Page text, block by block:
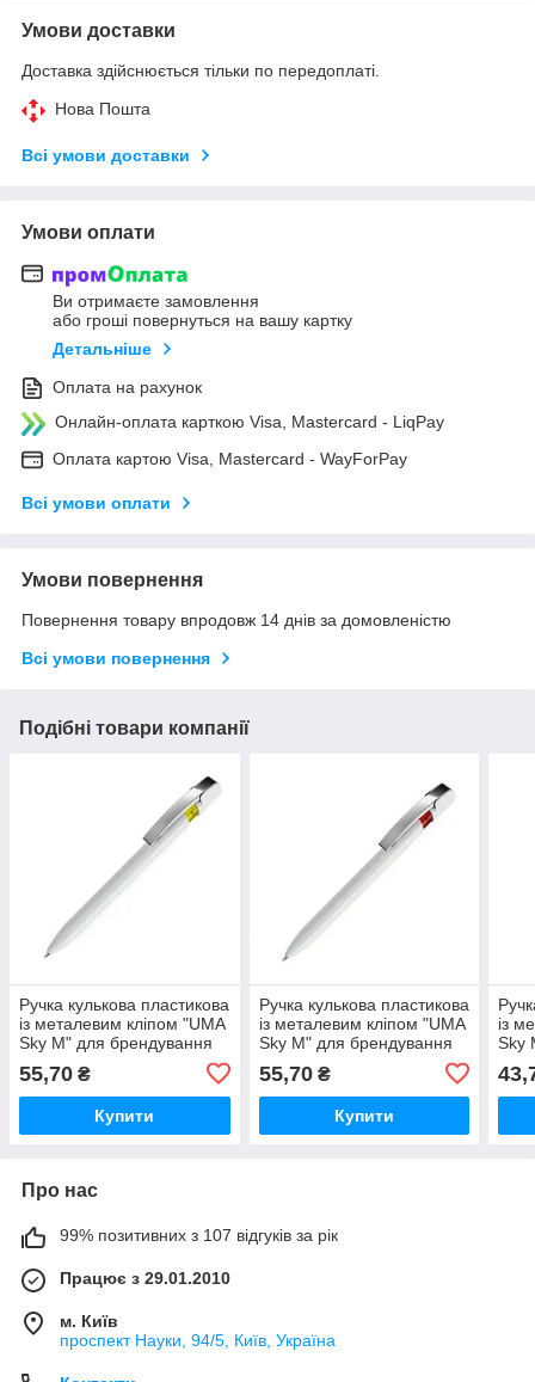
Умови доставки
Доставка здійснюється тільки по передоплаті.
Нова Пошта
Всі умови доставки
Умови оплати
Ви отримаєте замовлення
або гроші повернуться на вашу картку
Детальніше
Оплата на рахунок
Онлайн-оплата карткою Visa, Mastercard - LiqPay
Оплата картою Visa, Mastercard - WayForPay
Всі умови оплати
Умови повернення
Повернення товару впродовж 14 днів за домовленістю
Всі умови повернення
Подібні товари компанії
Ручка кулькова пластикова
із металевим кліпом "UMA
Sky M" для брендування
Білий Жовтий
55,70 ₴
Купити
Ручка кулькова пластикова
із металевим кліпом "UMA
Sky M" для брендування
друку логотипу Червоний
55,70₴
Купити
із
Sky
Про нас
99% позитивних з 107 відгуків за рік
Працює з 29.01.2010
м. Київ
проспект Науки, 94/5, Київ, Україна